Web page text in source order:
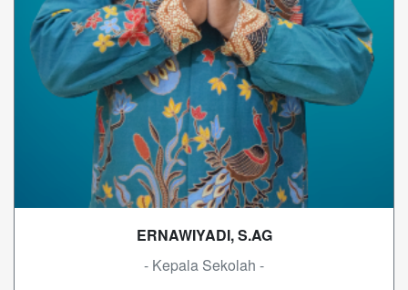
ERNAWIYADI, S.AG
- Kepala Sekolah -